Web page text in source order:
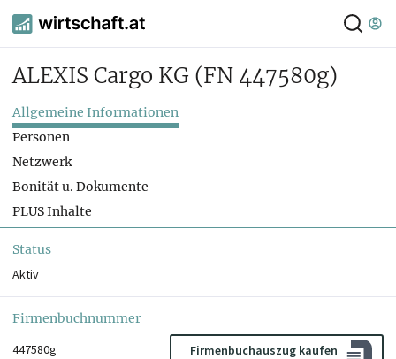
ALEXIS Cargo KG (FN 447580g)
Allgemeine Informationen
Personen
Netzwerk
Bonität u. Dokumente
PLUS Inhalte
Status
Aktiv
Firmenbuchnummer
447580g
Firmenbuchauszug kaufen